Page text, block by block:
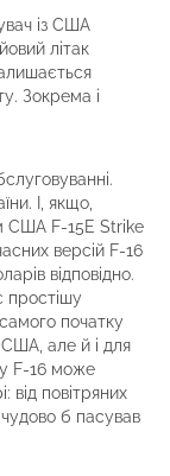
із США
літак
Зокрема і
І, якщо,
США F-15E Strike
версій F-16
відповідно.
простішу
початку
але й і для
F-16 може
від повітряних
б пасував